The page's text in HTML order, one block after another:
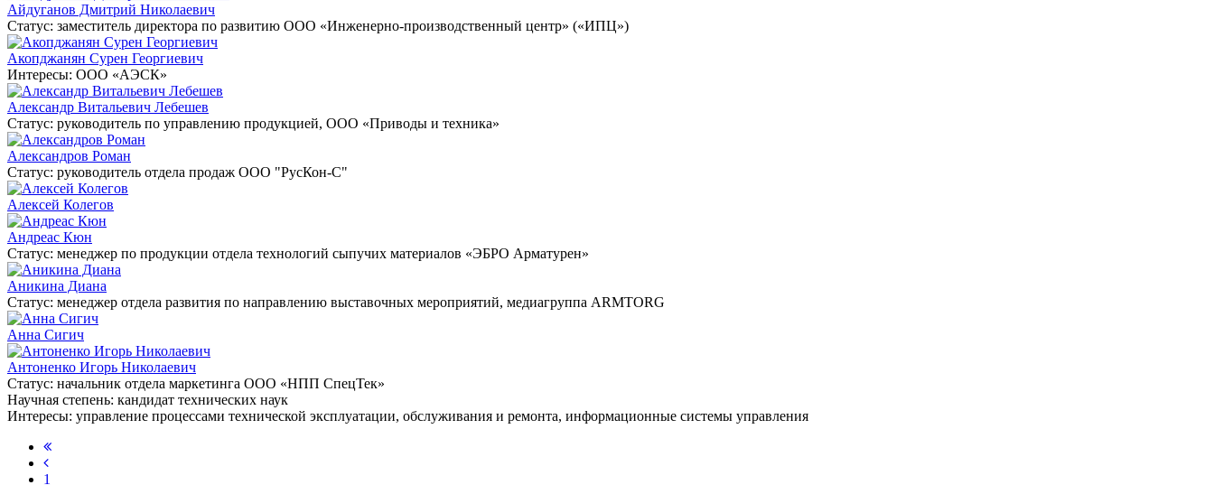
Айдуганов Дмитрий Николаевич
Статус: заместитель директора по развитию ООО «Инженерно-производственный центр» («ИПЦ»)
Акопджанян Сурен Георгиевич
Интересы: ООО «АЭСК»
Александр Витальевич Лебешев
Статус: руководитель по управлению продукцией, ООО «Приводы и техника»
Александров Роман
Статус: руководитель отдела продаж ООО "РусКон-С"
Алексей Колегов
Андреас Кюн
Статус: менеджер по продукции отдела технологий сыпучих материалов «ЭБРО Арматурен»
Аникина Диана
Статус: менеджер отдела развития по направлению выставочных мероприятий, медиагруппа ARMTORG
Анна Сигич
Антоненко Игорь Николаевич
Статус: начальник отдела маркетинга ООО «НПП СпецТек»
Научная степень: кандидат технических наук
Интересы: управление процессами технической эксплуатации, обслуживания и ремонта, информационные системы управления
1